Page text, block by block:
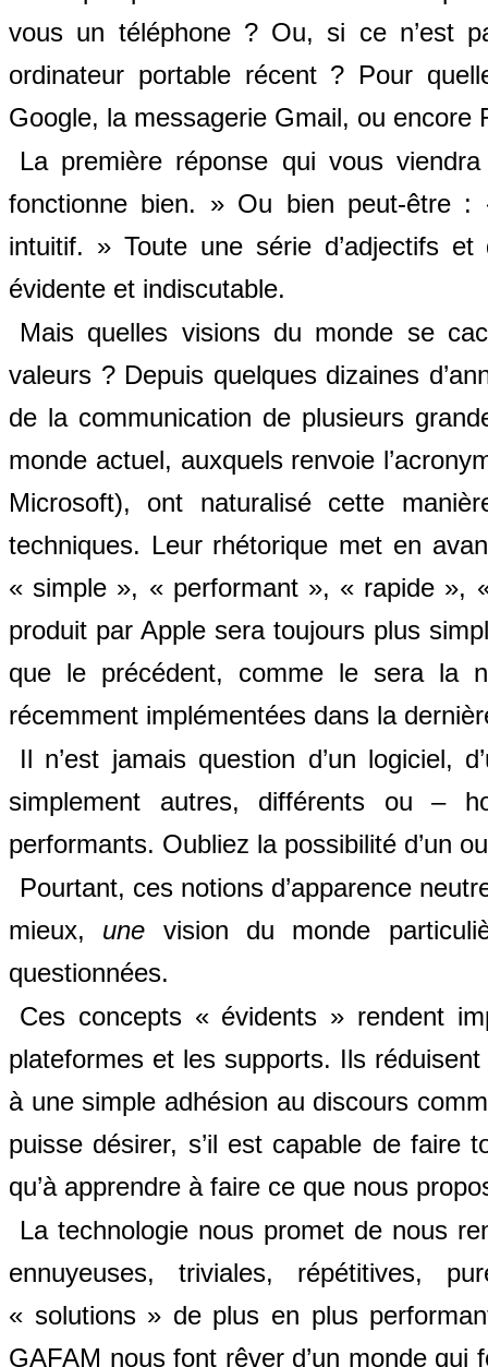
vous un téléphone ? Ou, si ce n’est
ordinateur portable récent ? Pour
Google, la messagerie Gmail, ou
La première réponse qui vous
fonctionne bien. » Ou bien peut-être :
intuitif. » Toute une série d’adjectifs
évidente et indiscutable.
Mais quelles visions du monde se
valeurs ? Depuis quelques dizaines
de la communication de plusieurs
monde actuel, auxquels renvoie
Microsoft), ont naturalisé cette
techniques. Leur rhétorique met en
« simple », « performant », « rapide »,
produit par Apple sera toujours plus
que le précédent, comme le sera la
récemment implémentées dans la
Il n’est jamais question d’un logiciel,
simplement autres, différents ou–
performants. Oubliez la possibilité d’un
Pourtant, ces notions d’apparence
mieux, une vision du monde
questionnées.
Ces concepts « évidents » rendent
plateformes et les supports. Ils
à une simple adhésion au discours
puisse désirer, s’il est capable de faire
qu’à apprendre à faire ce que nous
La technologie nous promet de nous
ennuyeuses, triviales, répétitives,
« solutions » de plus en plus
GAFAM nous font rêver d’un monde qui